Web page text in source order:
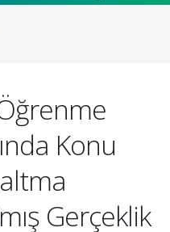
Konu
Gerçeklik